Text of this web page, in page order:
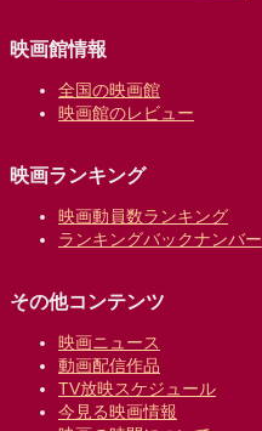
映画館情報
全国の映画館
映画館のレビュー
映画ランキング
映画動員数ランキング
ランキングバックナンバー
その他コンテンツ
映画ニュース
動画配信作品
TV放映スケジュール
今見る映画情報